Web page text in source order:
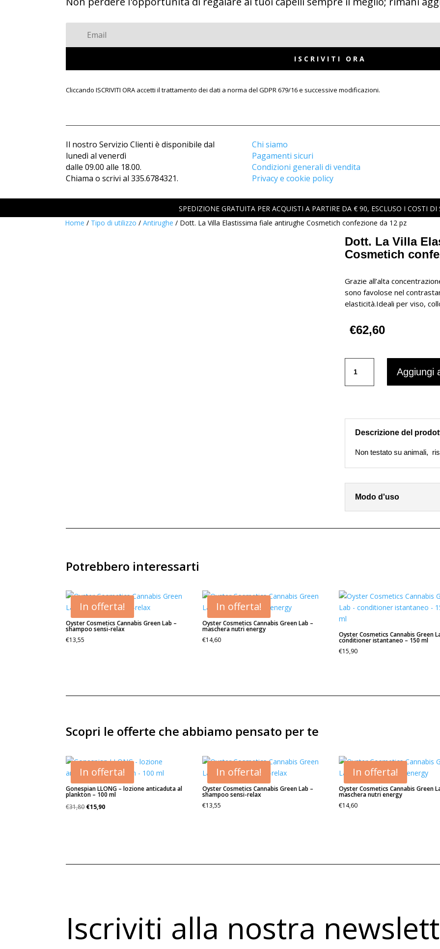
ISCRIVITI ORA
Cliccando ISCRIVITI ORA accetti il trattamento dei dati a norma del GDPR 679/16 e successive modificazioni.
Il nostro Servizio Clienti è disponibile dal
lunedì al venerdì
dalle 09.00 alle 18.00.
Chiama o scrivi al 335.6784321.
Chi siamo
Pagamenti sicuri
Condizioni generali di vendita
Privacy e cookie policy
SPEDIZIONE GRATUITA PER ACQUISTI A PARTIRE DA € 90, ESCLUSO I COSTI DI
Home / Tipo di utilizzo / Antirughe / Dott. La Villa Elastissima fiale antirughe Cosmetich confezione da 12 pz
Dott. La Villa
Cosmetich
Grazie all’alta
sono favolose nel
elasticità.Ideali per viso,
€62,60
La
Villa
antirughe
Cosmetich
Aggiungi
Descrizione del
Non testato su animali,
Modo d'uso
Potrebbero interessarti
In offerta!
Oyster Cosmetics Cannabis Green Lab –
shampoo sensi-relax
€13,55
In offerta!
Oyster Cosmetics Cannabis Green Lab –
maschera nutri energy
€14,60
Oyster Cosmetics Cannabis Green
conditioner istantaneo – 150 ml
€15,90
Scopri le offerte che abbiamo pensato per te
In offerta!
Gonespian LLONG – lozione anticaduta al
plankton – 100 ml
€31,80 Il
€15,90Il
In offerta!
Oyster Cosmetics Cannabis Green Lab –
shampoo sensi-relax
€13,55
In offerta!
Oyster Cosmetics Cannabis Green
maschera nutri energy
€14,60
Iscriviti alla nostra